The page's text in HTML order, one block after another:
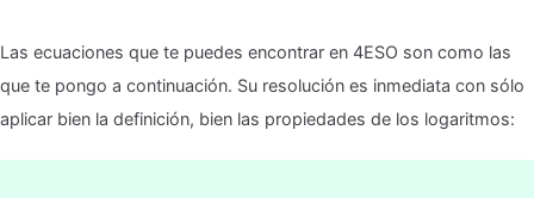
Las ecuaciones que te puedes encontrar en 4ESO son como las
que te pongo a continuación. Su resolución es inmediata con sólo
aplicar bien la definición, bien las propiedades de los logaritmos: